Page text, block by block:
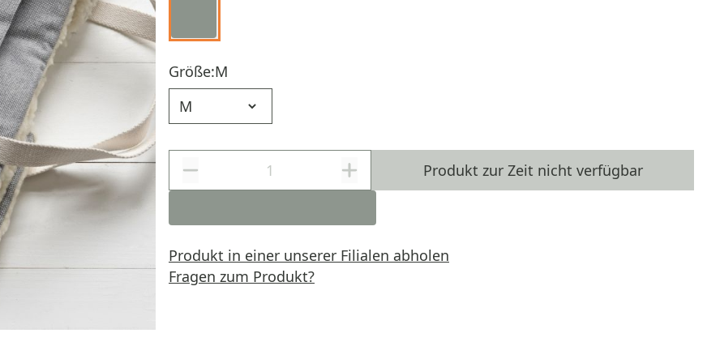
Größe:M
Produkt zur Zeit nicht verfügbar
Produkt in einer unserer Filialen abholen
Fragen zum Produkt?